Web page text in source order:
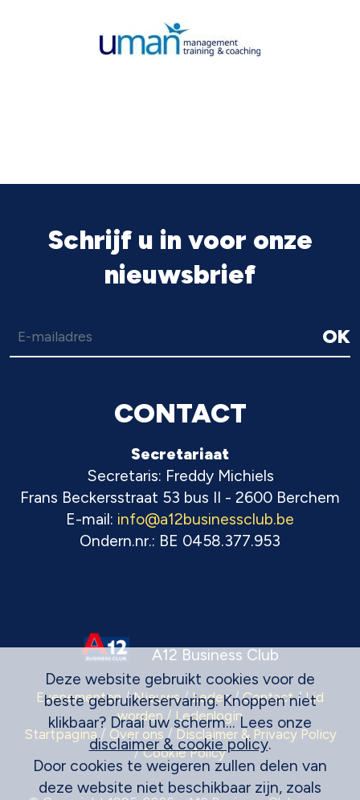
Schrijf u in voor onze
nieuwsbrief
OK
CONTACT
Secretariaat
Secretaris: Freddy Michiels
Frans Beckersstraat 53 bus II - 2600 Berchem
E-mail: info@a12businessclub.be
Ondern.nr.: BE 0458.377.953
A12 Business Club
Evenementen/Nieuws/Leden/Contact/Lid
worden / Ledenlogin
Startpagina / Over ons / Disclaimer & Privacy Policy
/Cookie Policy
Deze website gebruikt cookies voor de
beste gebruikerservaring. Knoppen niet
klikbaar? Draai uw scherm... Lees onze
disclaimer & cookie policy.
Door cookies te weigeren zullen delen van
deze website niet beschikbaar zijn, zoals